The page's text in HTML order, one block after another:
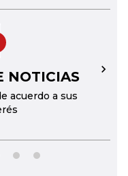
NOTICIAS
acuerdo a sus
→